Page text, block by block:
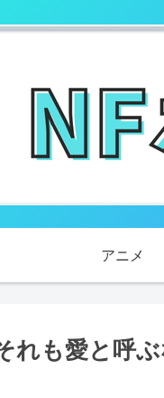
アニメ
れも愛と呼